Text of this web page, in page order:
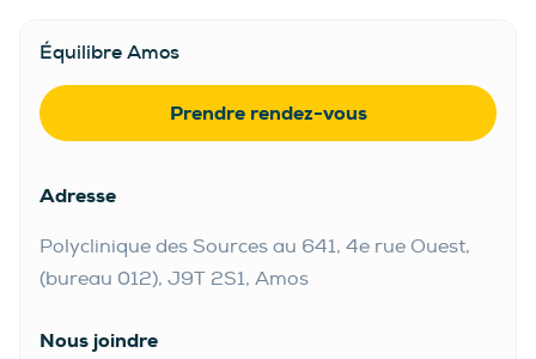
Équilibre Amos
Prendre rendez-vous
Adresse
Polyclinique des Sources au 641, 4e rue Ouest,
(bureau 012), J9T 2S1, Amos
Nous joindre